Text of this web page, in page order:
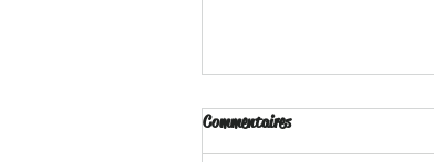
Commentaires